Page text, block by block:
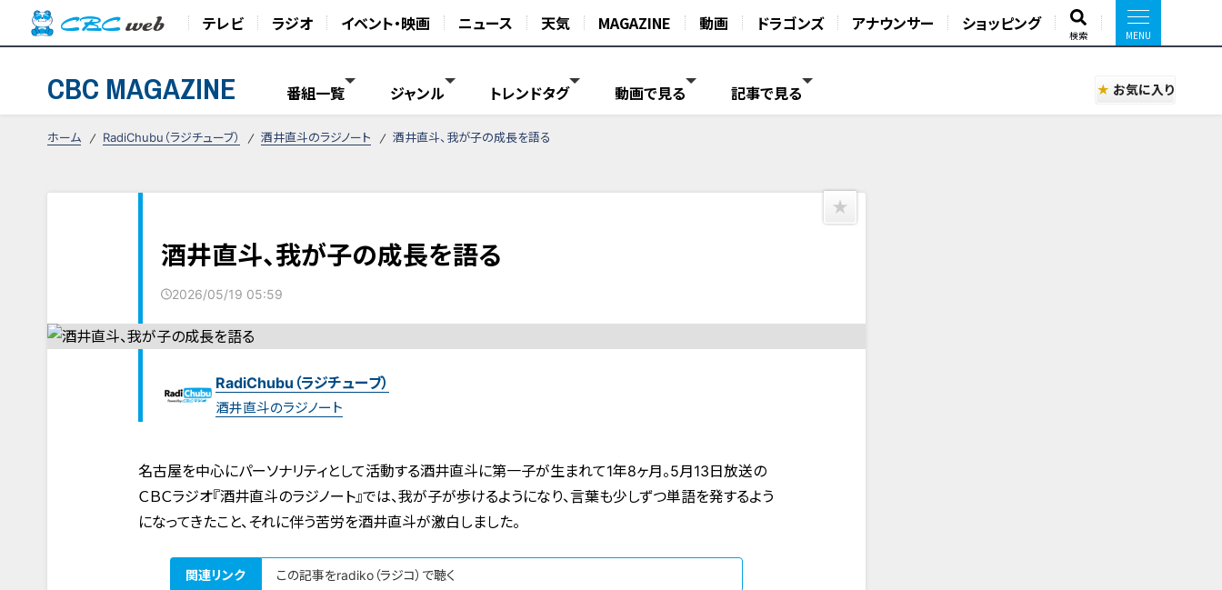
テレビ ラジオ イベント・映画 ニュース 天気 MAGAZINE 動画 ドラゴンズ アナウンサー ショッピング
検索
CBC MAGAZINE 番組一覧 ジャンル トレンドタグ 動画で見る 記事で見る お気に入り
ホーム RadiChubu（ラジチューブ） 酒井直斗のラジノート 酒井直斗、我が子の成長を語る
酒井直斗、我が子の成長を語る
2026/05/19 05:59
RadiChubu（ラジチューブ）
酒井直斗のラジノート
名古屋を中心にパーソナリティとして活動する酒井直斗に第一子が生まれて1年8ヶ月。5月13日放送の
ＣＢＣラジオ『酒井直斗のラジノート』では、我が子が歩けるようになり、言葉も少しずつ単語を発するよう
になってきたこと、それに伴う苦労を酒井直斗が激白しました。
関連リンク この記事をradiko（ラジコ）で聴く